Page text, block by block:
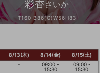
彩香さいか
T160 B86(G)W56H83
8/13(木)
-
8/14(金)
09:00 -
15:30
8/15(土)
09:00 -
15:30